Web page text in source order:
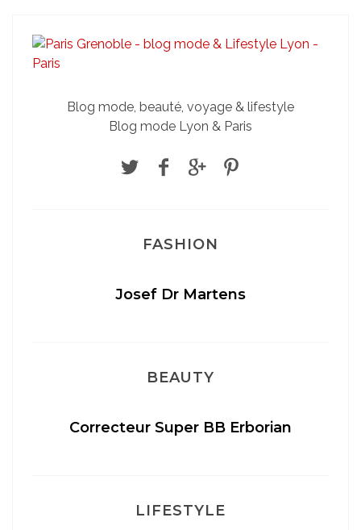
Blog mode, beauté, voyage & lifestyle
Blog mode Lyon & Paris
FASHION
Josef Dr Martens
BEAUTY
Correcteur Super BB Erborian
LIFESTYLE